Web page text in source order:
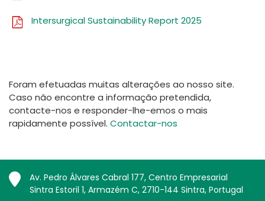
Intersurgical Sustainability Report 2025
Foram efetuadas muitas alterações ao nosso site.
Caso não encontre a informação pretendida,
contacte-nos e responder-lhe-emos o mais
rapidamente possível. Contactar-nos
Av. Pedro Álvares Cabral 177, Centro Empresarial
Sintra Estoril 1, Armazém C, 2710-144 Sintra, Portugal